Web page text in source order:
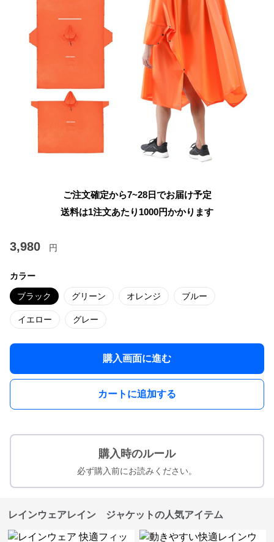
ご注文確定から7~28日でお届け予定
送料は1注文あたり 1000円かかります
3,980 円
カラー
ブラック グリーン オレンジ ブルー
イエロー グレー
購入画面に進む
カートに追加する
購入時のルール
必ず購入前にお読みください。
レインウェアレイン ジャケットの人気アイテム